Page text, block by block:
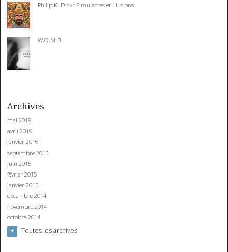
Philip K. Dick : Simulacres et illusions
W.O.M.B
Archives
mai 2019
avril 2019
janvier 2016
septembre 2015
juin 2015
février 2015
janvier 2015
décembre 2014
novembre 2014
octobre 2014
Toutes les archives